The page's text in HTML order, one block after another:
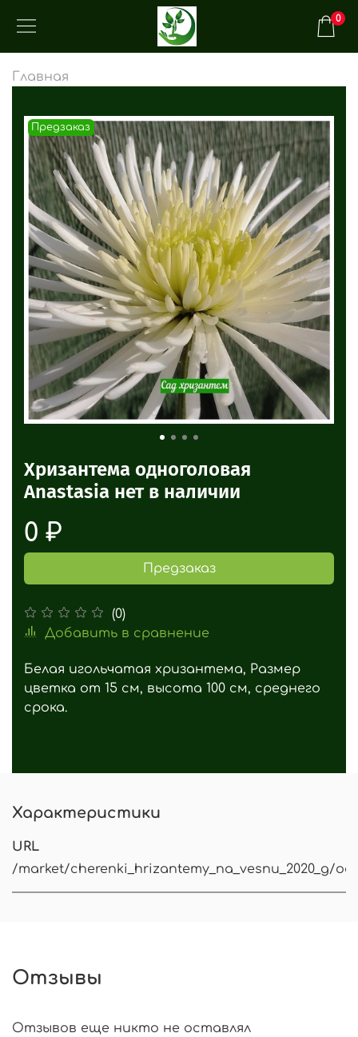
0
Главная
Предзаказ
Хризантема одноголовая
Anastasia нет в наличии
(0)
Добавить в сравнение
0 ₽
Предзаказ
Белая игольчатая хризантема, Размер
цветка от 15 см, высота 100 см, среднего
срока.
Характеристики
URL
/market/cherenki_hrizantemy_na_vesnu_2020_g/
Отзывы
Отзывов еще никто не оставлял